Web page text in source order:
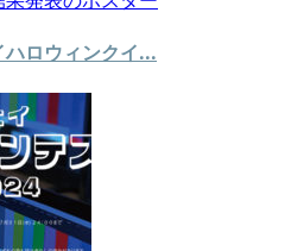
ハロウィンクイ...